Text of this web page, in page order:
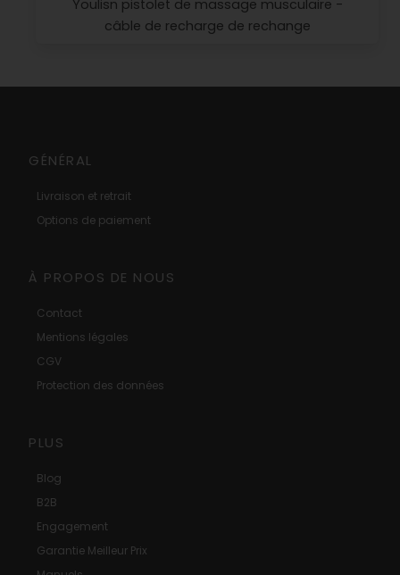
Youlisn pistolet de massage musculaire -
câble de recharge de rechange
GÉNÉRAL
Livraison et retrait
Options de paiement
À PROPOS DE NOUS
Contact
Mentions légales
CGV
Protection des données
PLUS
Blog
B2B
Engagement
Garantie Meilleur Prix